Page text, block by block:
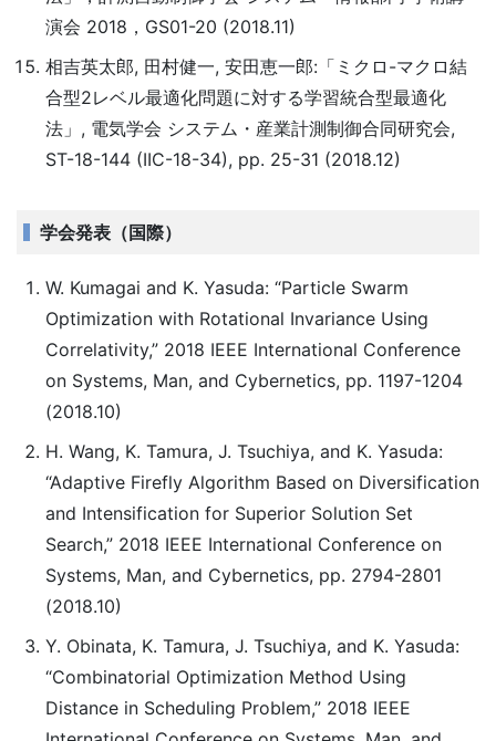
演会 2018，GS01-20 (2018.11)
相吉英太郎, 田村健一, 安田恵一郎:「ミクロ-マクロ結
合型2レベル最適化問題に対する学習統合型最適化
法」, 電気学会 システム・産業計測制御合同研究会,
ST-18-144 (IIC-18-34), pp. 25-31 (2018.12)
学会発表（国際）
W. Kumagai and K. Yasuda: “Particle Swarm
Optimization with Rotational Invariance Using
Correlativity,” 2018 IEEE International Conference
on Systems, Man, and Cybernetics, pp. 1197-1204
(2018.10)
H. Wang, K. Tamura, J. Tsuchiya, and K. Yasuda:
“Adaptive Firefly Algorithm Based on Diversification
and Intensification for Superior Solution Set
Search,” 2018 IEEE International Conference on
Systems, Man, and Cybernetics, pp. 2794-2801
(2018.10)
Y. Obinata, K. Tamura, J. Tsuchiya, and K. Yasuda:
“Combinatorial Optimization Method Using
Distance in Scheduling Problem,” 2018 IEEE